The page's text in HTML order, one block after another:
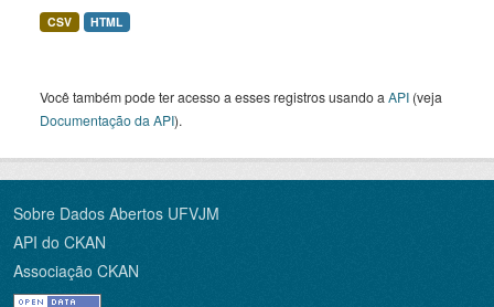
CSV HTML
Você também pode ter acesso a esses registros usando a API (veja
Documentação da API).
Sobre Dados Abertos UFVJM
API do CKAN
Associação CKAN